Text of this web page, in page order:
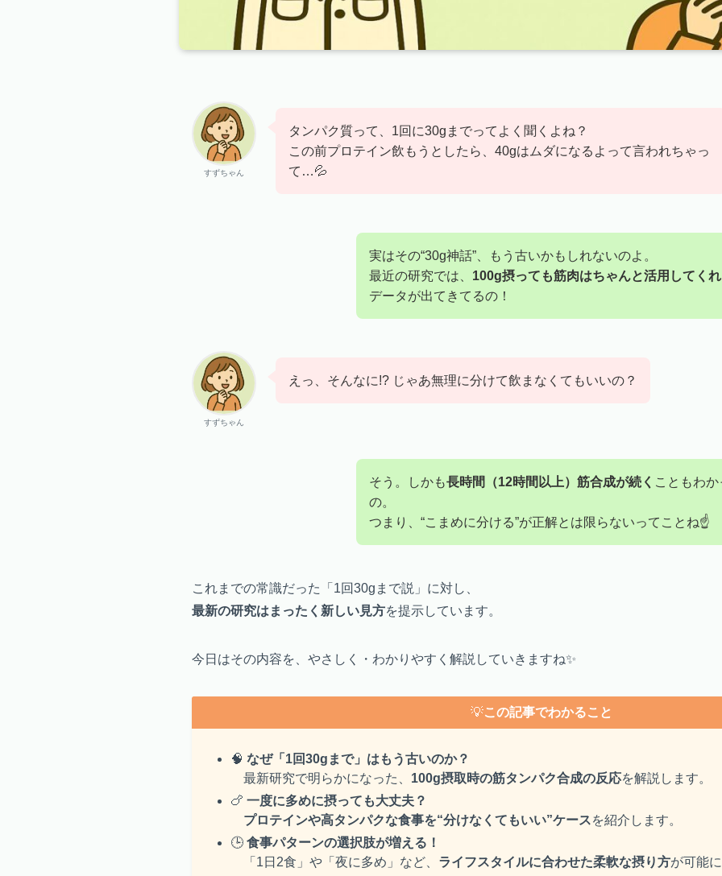
すずちゃん
タンパク質って、1回に30gまでってよく聞くよね？
この前プロテイン飲もうとしたら、40gはムダになるよって言われちゃっ
て…💦
実はその“30g神話”、もう古いかもしれないのよ。
最近の研究では、 100g摂っても筋肉はちゃんと活用してく
データが出てきてるの！
すずちゃん
えっ、そんなに!? じゃあ無理に分けて飲まなくてもいいの？
そう。しかも長時間（12時間以上）筋合成が続く こともわ
の。
つまり、“こまめに分ける”が正解とは限らないってことね☝️
これまでの常識だった「1回30gまで説」に対し、
最新の研究はまったく新しい見方を提示しています。
今日はその内容を、やさしく・わかりやすく解説していきますね✨
💡この記事でわかること
🧠 なぜ「1回30gまで」はもう古いのか？
最新研究で明らかになった、 100g摂取時の筋タンパク合成の反応を解説します。
🍗 一度に多めに摂っても大丈夫？
プロテインや高タンパクな食事を“分けなくてもいい”ケースを紹介します。
🕒 食事パターンの選択肢が増える！
「1日2食」や「夜に多め」など、 ライフスタイルに合わせた柔軟な摂り方が可能